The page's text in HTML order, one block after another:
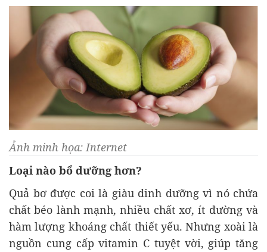
Ảnh minh họa: Internet
Loại nào bổ dưỡng hơn?
Quả bơ được coi là giàu dinh dưỡng vì nó chứa
chất béo lành mạnh, nhiều chất xơ, ít đường và
hàm lượng khoáng chất thiết yếu. Nhưng xoài là
nguồn cung cấp vitamin C tuyệt vời, giúp tăng